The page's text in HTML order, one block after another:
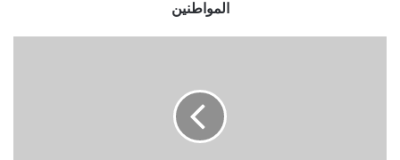
المواطنين